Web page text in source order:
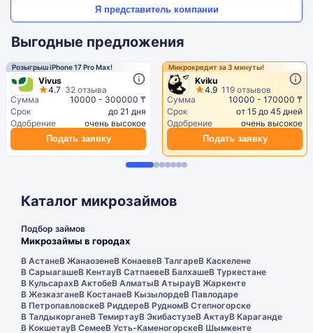
Я представитель компании
Выгодные предложения
Розыгрыш iPhone 17 Pro Max!
Vivus
4.7 32 отзыва
Сумма
10000 - 300000 ₸
Срок
до 21 дня
Одобрение
очень высокое
Подать заявку
Микрокредит за 3 минуты!
Kviku
4.9 119 отзывов
Сумма
10000 - 170000 ₸
Срок
от 15 до 45 дней
Одобрение
очень высокое
Подать заявку
Каталог микрозаймов
Подбор займов
Микрозаймы в городах
В АстанеВ ЖанаозенеВ КонаевеВ ТалгареВ Каскелене
В СарыагашеВ КентауВ СатпаевеВ БалхашеВ Туркестане
В КульсарахВ АктобеВ АлматыВ АтырауВ Жаркенте
В ЖезказганеВ КостанаеВ КызылордеВ Павлодаре
В ПетропавловскеВ РиддереВ РудномВ Степногорске
В ТалдыкорганеВ ТемиртауВ ЭкибастузеВ АктауВ Караганде
В КокшетауВ СемееВ Усть-КаменогорскеВ Шымкенте